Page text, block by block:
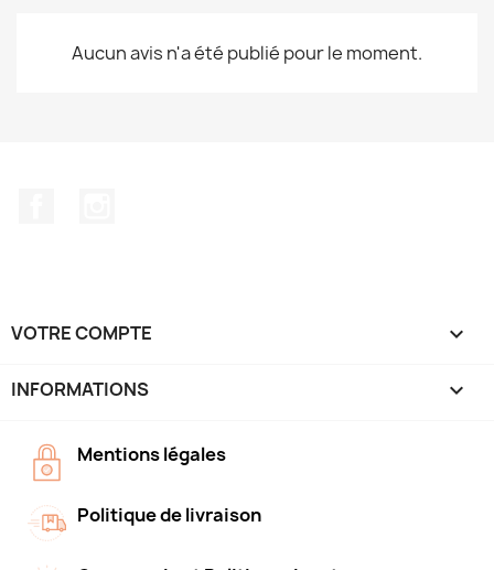
Aucun avis n'a été publié pour le moment.
VOTRE COMPTE 
INFORMATIONS keyboard_arrow_down
Mentions légales
Politique de livraison